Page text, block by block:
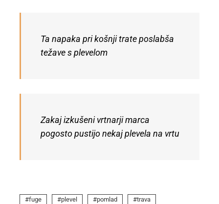
Ta napaka pri košnji trate poslabša
težave s plevelom
Zakaj izkušeni vrtnarji marca
pogosto pustijo nekaj plevela na vrtu
fuge plevel pomlad trava